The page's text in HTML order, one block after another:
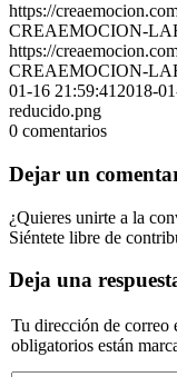
https://
CREAEMOCION-
https://
CREAEMOCION-
01-16 21:59:41 2018-
reducido.png
0 comentarios
Dejar un
¿Quieres unirte a la
Siéntete libre de
Deja una
Tu dirección de correo
obligatorios están